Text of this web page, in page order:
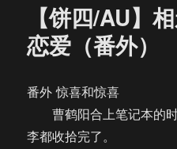
【饼四/AU】
恋爱（番外）
番外 惊喜和惊喜
曹鹤阳合上笔记本的时
李都收拾完了。